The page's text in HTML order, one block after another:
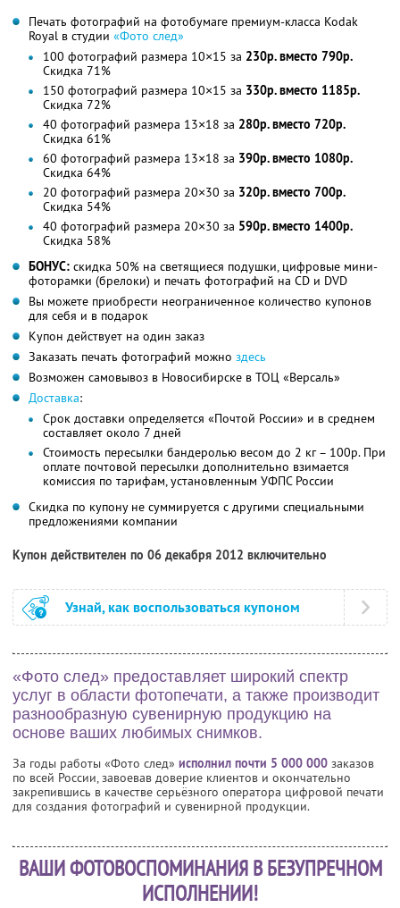
Печать фотографий на фотобумаге премиум-класса Kodak
Royal в студии «Фото след»
100 фотографий размера 10×15 за 230р. вместо 790р.
Скидка 71%
150 фотографий размера 10×15 за 330р. вместо 1185р.
Скидка 72%
40 фотографий размера 13×18 за 280р. вместо 720р.
Скидка 61%
60 фотографий размера 13×18 за 390р. вместо 1080р.
Скидка 64%
20 фотографий размера 20×30 за 320р. вместо 700р.
Скидка 54%
40 фотографий размера 20×30 за 590р. вместо 1400р.
Скидка 58%
БОНУС: скидка 50% на светящиеся подушки, цифровые мини-
фоторамки (брелоки) и печать фотографий на CD и DVD
Вы можете приобрести неограниченное количество купонов
для себя и в подарок
Купон действует на один заказ
Заказать печать фотографий можно здесь
Возможен самовывоз в Новосибирске в ТОЦ «Версаль»
Доставка:
Срок доставки определяется «Почтой России» и в среднем
составляет около 7 дней
Стоимость пересылки бандеролью весом до 2 кг – 100р. При
оплате почтовой пересылки дополнительно взимается
комиссия по тарифам, установленным УФПС России
Скидка по купону не суммируется с другими специальными
предложениями компании
Купон действителен по 06 декабря 2012 включительно
Узнай, как воспользоваться купоном
«Фото след» предоставляет широкий спектр
услуг в области фотопечати, а также производит
разнообразную сувенирную продукцию на
основе ваших любимых снимков.
За годы работы «Фото след» исполнил почти 5 000 000 заказов
по всей России, завоевав доверие клиентов и окончательно
закрепившись в качестве серьёзного оператора цифровой печати
для создания фотографий и сувенирной продукции.
ВАШИ ФОТОВОСПОМИНАНИЯ В БЕЗУПРЕЧНОМ
ИСПОЛНЕНИИ!